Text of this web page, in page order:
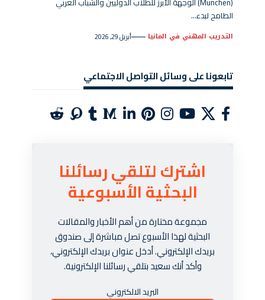
الطامح لبدء…
التدريب المهني في المانيا أبريل 29, 2026
تابعونا على وسائل التواصل الاجتماعي
اشترك لتلقي رسائلنا
البحثية الأسبوعية
مجموعة مختارة من أهم الأخبار والمقالات
البحثية لهذا الأسبوع تصل مباشرة إلى صندوق
بريدك الإلكتروني. أدخل عنوان بريدك الإلكتروني،
وأكد أنك سعيد بتلقي رسائلنا الإلكترونية.
البريد الالكتروني